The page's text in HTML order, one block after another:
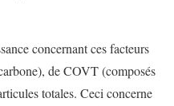
concernant ces facteurs
de COVT (composés
totales. Ceci concerne